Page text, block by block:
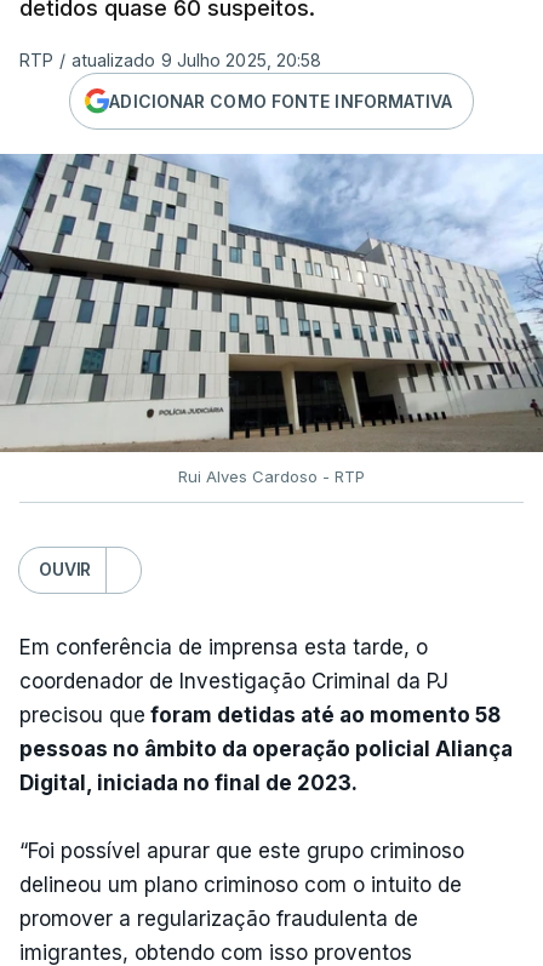
detidos quase 60 suspeitos.
RTP / atualizado 9 Julho 2025, 20:58
ADICIONAR COMO FONTE INFORMATIVA
Rui Alves Cardoso - RTP
OUVIR
Em conferência de imprensa esta tarde, o
coordenador de Investigação Criminal da PJ
precisou que foram detidas até ao momento 58
pessoas no âmbito da operação policial Aliança
Digital, iniciada no final de 2023.
“Foi possível apurar que este grupo criminoso
delineou um plano criminoso com o intuito de
promover a regularização fraudulenta de
imigrantes, obtendo com isso proventos